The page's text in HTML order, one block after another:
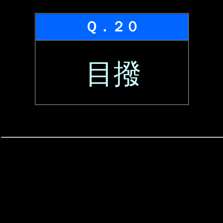
Ｑ．２０
目撥